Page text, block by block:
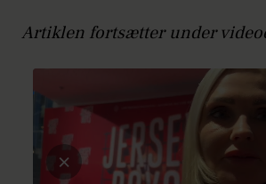
Artiklen fortsætter under